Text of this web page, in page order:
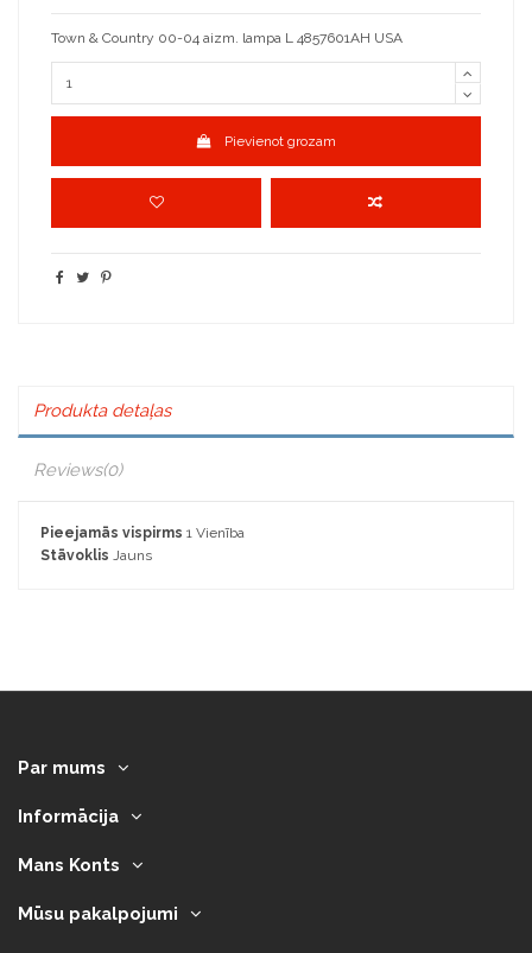
Town & Country 00-04 aizm. lampa L 4857601AH USA
Pievienot grozam
Produkta detaļas
Reviews(0)
Pieejamās vispirms 1 Vienība
Stāvoklis Jauns
Par mums
Informācija
Mans Konts
Mūsu pakalpojumi